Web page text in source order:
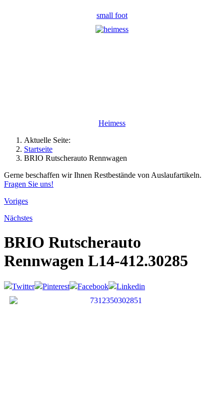
small foot
Heimess
Aktuelle Seite:
Startseite
BRIO Rutscherauto Rennwagen
Gerne beschaffen wir Ihnen Restbestände von Auslaufartikeln.
Fragen Sie uns!
Voriges
Nächstes
BRIO Rutscherauto
Rennwagen L14-412.30285
Twitter Pinterest Facebook Linkedin